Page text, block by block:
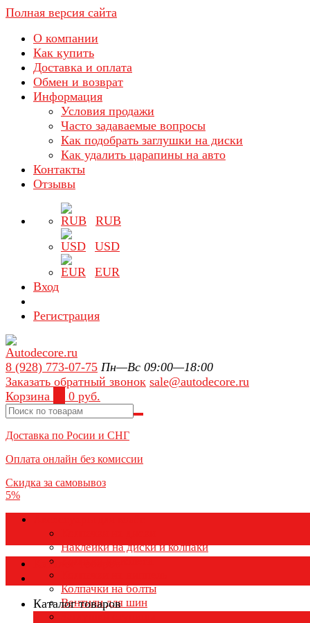
Полная версия сайта
О компании
Как купить
Доставка и оплата
Обмен и возврат
Информация
Условия продажи
Часто задаваемые вопросы
Как подобрать заглушки на диски
Как удалить царапины на авто
Контакты
Отзывы
RUB
USD
EUR
Вход
Регистрация
8 (928) 773-07-75 Пн—Вс 09:00—18:00
Заказать обратный звонок sale@autodecore.ru
Корзина
0 руб.
Доставка по Росии и СНГ
Оплата онлайн без комиссии
Скидка за самовывоз
5%
Наклейки на диски и колпаки
Колпаки на колеса
Колпачки на болты
Вентили для шин
Каталог товаров
Каталог товаров